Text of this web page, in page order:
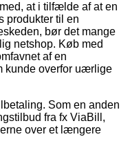
at i tilfælde af at en
produkter til en
bør det mange
netshop. Køb med
af en
kunde overfor uærlige
Som en anden
fra fx ViaBill,
over et længere